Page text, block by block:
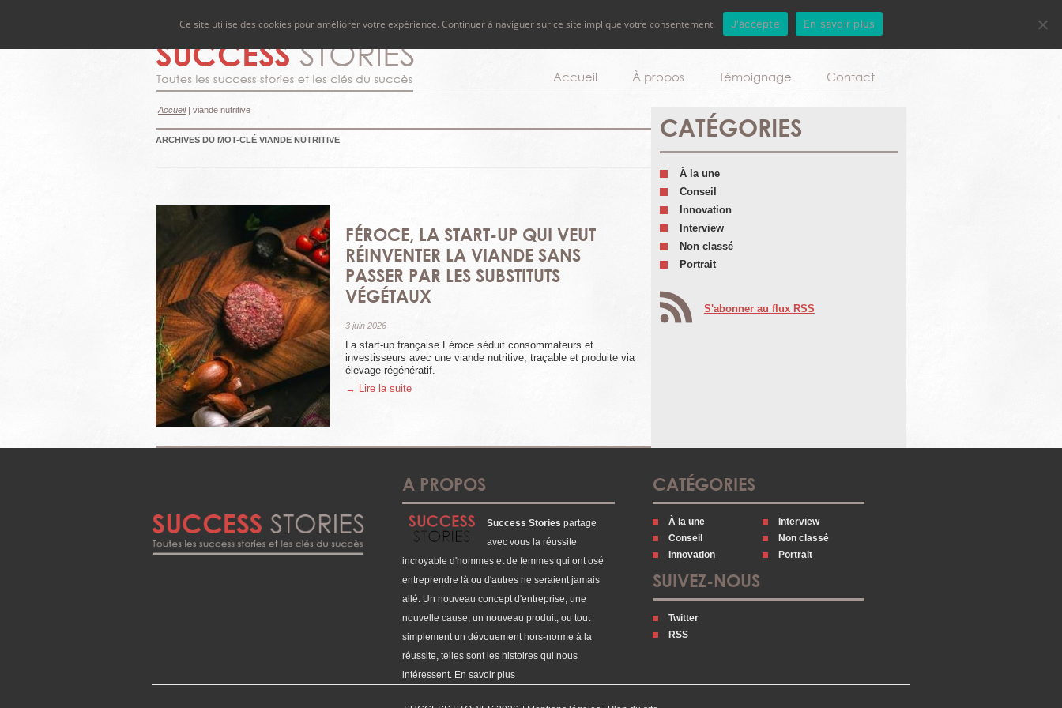
Aller au contenu principal
Accueil À propos Témoignage Contact
Accueil| viande nutritive
ARCHIVES DU MOT-CLÉ VIANDE NUTRITIVE
FÉROCE, LA START-UP QUI VEUT
RÉINVENTER LA VIANDE SANS
PASSER PAR LES SUBSTITUTS
VÉGÉTAUX
3 juin 2026
La start-up française Féroce séduit consommateurs et
investisseurs avec une viande nutritive, traçable et produite via
élevage régénératif.
→ Lire la suite
CATÉGORIES
À la une
Conseil
Innovation
Interview
Non classé
Portrait
S'abonner au flux RSS
A PROPOS
Success Stories partage
avec vous la réussite
incroyable d'hommes et de femmes qui ont osé
entreprendre là ou d'autres ne seraient jamais
allé: Un nouveau concept d'entreprise, une
nouvelle cause, un nouveau produit, ou tout
simplement un dévouement hors-norme à la
réussite, telles sont les histoires qui nous
intéressent. En savoir plus
CATÉGORIES
À la une
Conseil
Innovation
Interview
Non classé
Portrait
SUIVEZ-NOUS
Twitter
RSS
Ce site utilise des cookies pour améliorer votre expérience. Continuer à naviguer sur ce site implique votre consentement. J'accepte En savoir plus